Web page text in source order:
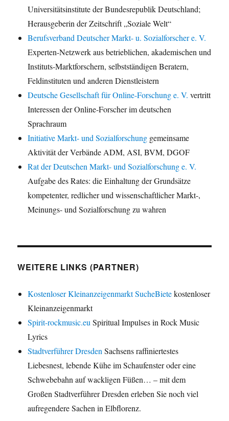
Universitätsinstitute der Bundesrepublik Deutschland;
Herausgeberin der Zeitschrift „Soziale Welt“
Berufsverband Deutscher Markt- u. Sozialforscher e. V.
Experten-Netzwerk aus betrieblichen, akademischen und
Instituts-Marktforschern, selbstständigen Beratern,
Feldinstituten und anderen Dienstleistern
Deutsche Gesellschaft für Online-Forschung e. V. vertritt
Interessen der Online-Forscher im deutschen
Sprachraum
Initiative Markt- und Sozialforschung gemeinsame
Aktivität der Verbände ADM, ASI, BVM, DGOF
Rat der Deutschen Markt- und Sozialforschung e. V.
Aufgabe des Rates: die Einhaltung der Grundsätze
kompetenter, redlicher und wissenschaftlicher Markt-,
Meinungs- und Sozialforschung zu wahren
WEITERE LINKS (PARTNER)
Kostenloser Kleinanzeigenmarkt SucheBietekostenloser
Kleinanzeigenmarkt
Spirit-rockmusic.eu Spiritual Impulses in Rock Music
Lyrics
Stadtverführer Dresden Sachsens raffiniertestes
Liebesnest, lebende Kühe im Schaufenster oder eine
Schwebebahn auf wackligen Füßen… – mit dem
Großen Stadtverführer Dresden erleben Sie noch viel
aufregendere Sachen in Elbflorenz.